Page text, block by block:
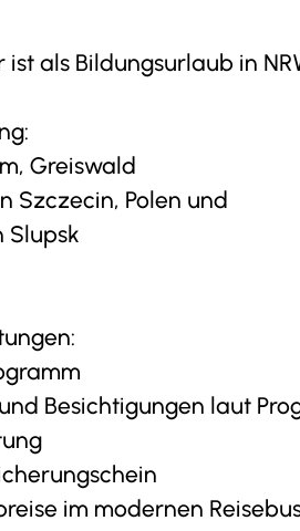
ist als Bildungsurlaub in
Greiswald
Szczecin, Polen und
Slupsk
Besichtigungen laut
im modernen